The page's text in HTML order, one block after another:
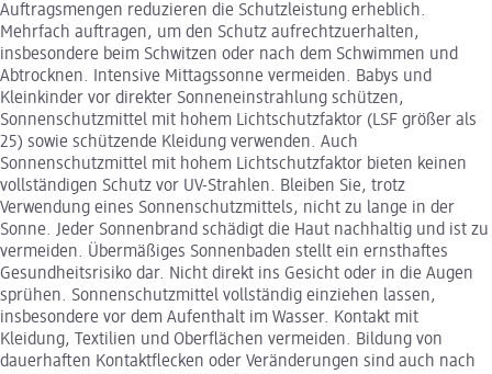
Auftragsmengen reduzieren die Schutzleistung erheblich.
Mehrfach auftragen, um den Schutz aufrechtzuerhalten,
insbesondere beim Schwitzen oder nach dem Schwimmen und
Abtrocknen. Intensive Mittagssonne vermeiden. Babys und
Kleinkinder vor direkter Sonneneinstrahlung schützen,
Sonnenschutzmittel mit hohem Lichtschutzfaktor (LSF größer als
25) sowie schützende Kleidung verwenden. Auch
Sonnenschutzmittel mit hohem Lichtschutzfaktor bieten keinen
vollständigen Schutz vor UV-Strahlen. Bleiben Sie, trotz
Verwendung eines Sonnenschutzmittels, nicht zu lange in der
Sonne. Jeder Sonnenbrand schädigt die Haut nachhaltig und ist zu
vermeiden. Übermäßiges Sonnenbaden stellt ein ernsthaftes
Gesundheitsrisiko dar. Nicht direkt ins Gesicht oder in die Augen
sprühen. Sonnenschutzmittel vollständig einziehen lassen,
insbesondere vor dem Aufenthalt im Wasser. Kontakt mit
Kleidung, Textilien und Oberflächen vermeiden. Bildung von
dauerhaften Kontaktflecken oder Veränderungen sind auch nach